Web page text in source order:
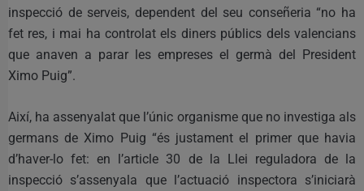
inspecció de serveis, dependent del seu conseñeria “no ha
fet res, i mai ha controlat els diners públics dels valencians
que anaven a parar les empreses el germà del President
Ximo Puig”.
Així, ha assenyalat que l’únic organisme que no investiga als
germans de Ximo Puig “és justament el primer que havia
d’haver-lo fet: en l’article 30 de la Llei reguladora de la
inspecció s’assenyala que l’actuació inspectora s’iniciarà